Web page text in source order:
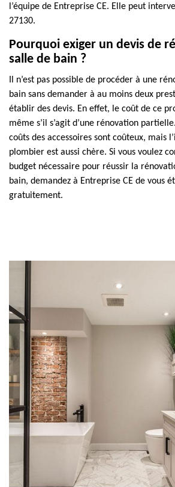
l’équipe de Entreprise CE. Elle peut
27130.
Pourquoi exiger un devis de
salle de bain ?
Il n’est pas possible de procéder à une
bain sans demander à au moins deux
établir des devis. En effet, le coût de ce
même s’il s’agit d’une rénovation
coûts des accessoires sont coûteux, mais
plombier est aussi chère. Si vous voulez
budget nécessaire pour réussir la
bain, demandez à Entreprise CE de vous
gratuitement.